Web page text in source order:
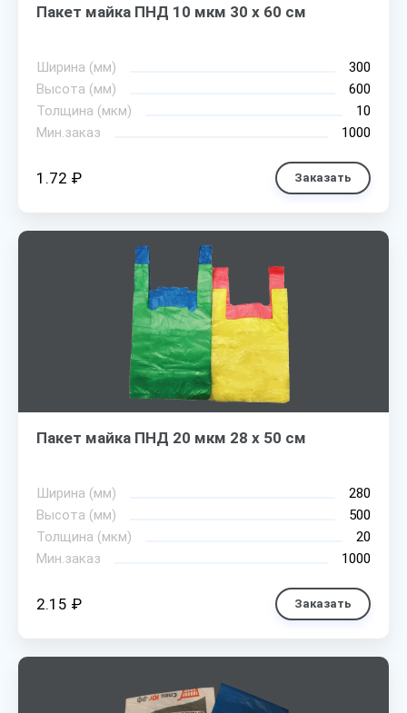
Пакет майка ПНД 10 мкм 30 х 60 см
Ширина (мм)
300
Высота (мм)
600
Толщина (мкм)
10
Мин.заказ
1000
1.72 ₽ Заказать
Пакет майка ПНД 20 мкм 28 х 50 см
Ширина (мм)
280
Высота (мм)
500
Толщина (мкм)
20
Мин.заказ
1000
2.15 ₽ Заказать